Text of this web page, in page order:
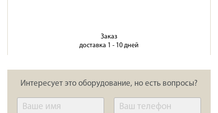
Заказ
доставка 1 - 10 дней
Интересует это оборудование, но есть вопросы?